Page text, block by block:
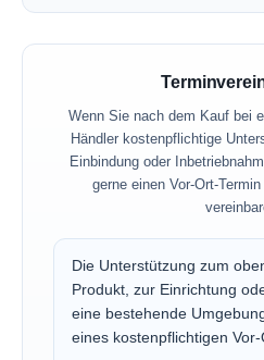
Wenn Sie nach dem Kauf bei
Händler kostenpflichtige
Einbindung oder
gerne einen Vor-Ort-
Die Unterstützung zum
Produkt, zur Einrichtung
eine bestehende
eines kostenpflichtigen Vor-